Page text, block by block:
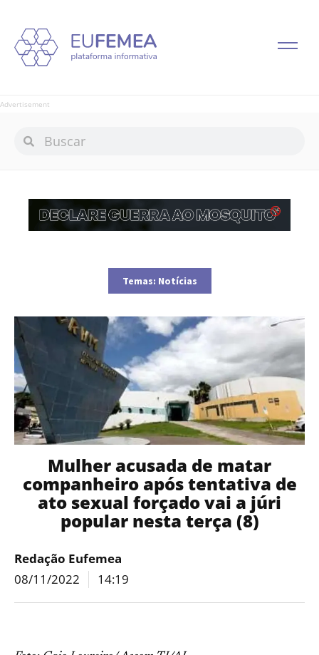
Advertisement
Temas: Notícias
Mulher acusada de matar
companheiro após tentativa de
ato sexual forçado vai a júri
popular nesta terça (8)
Redação Eufemea
08/11/2022
14:19